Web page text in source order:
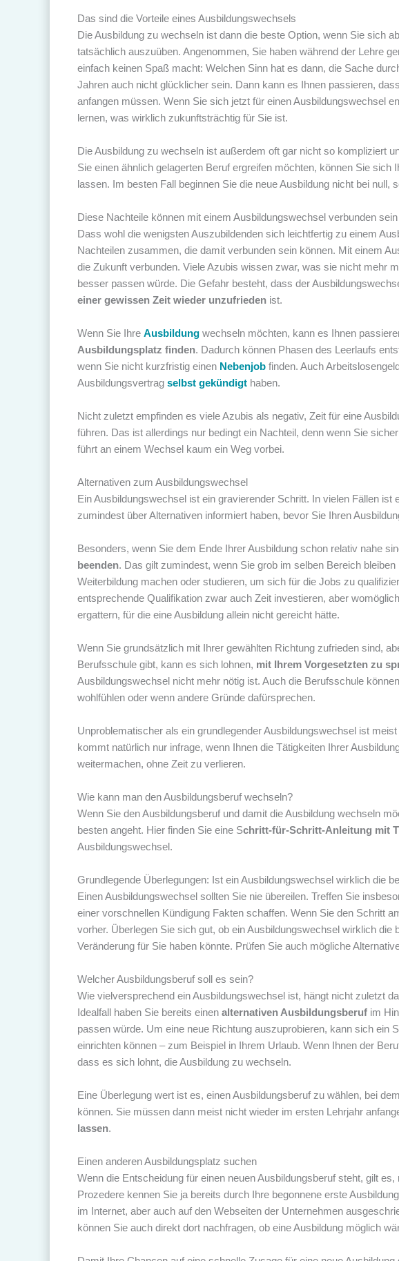
Das sind die Vorteile eines Ausbildungswechsels
Die Ausbildung zu wechseln ist dann die beste Option, wenn Sie sich
tatsächlich auszuüben. Angenommen, Sie haben während der Lehre
einfach keinen Spaß macht: Welchen Sinn hat es dann, die Sache
Jahren auch nicht glücklicher sein. Dann kann es Ihnen passieren,
anfangen müssen. Wenn Sie sich jetzt für einen Ausbildungswechsel
lernen, was wirklich zukunftsträchtig für Sie ist.
Die Ausbildung zu wechseln ist außerdem oft gar nicht so kompliziert
Sie einen ähnlich gelagerten Beruf ergreifen möchten, können Sie
lassen. Im besten Fall beginnen Sie die neue Ausbildung nicht bei null,
Diese Nachteile können mit einem Ausbildungswechsel verbunden sein
Dass wohl die wenigsten Auszubildenden sich leichtfertig zu einem
Nachteilen zusammen, die damit verbunden sein können. Mit einem
die Zukunft verbunden. Viele Azubis wissen zwar, was sie nicht mehr
besser passen würde. Die Gefahr besteht, dass der
einer gewissen Zeit wieder unzufrieden ist.
Wenn Sie Ihre Ausbildung wechseln möchten, kann es Ihnen
Ausbildungsplatz finden. Dadurch können Phasen des Leerlaufs
wenn Sie nicht kurzfristig einen Nebenjob finden. Auch
Ausbildungsvertrag selbst gekündigt haben.
Nicht zuletzt empfinden es viele Azubis als negativ, Zeit für eine
führen. Das ist allerdings nur bedingt ein Nachteil, denn wenn Sie
führt an einem Wechsel kaum ein Weg vorbei.
Alternativen zum Ausbildungswechsel
Ein Ausbildungswechsel ist ein gravierender Schritt. In vielen Fällen
zumindest über Alternativen informiert haben, bevor Sie Ihren
Besonders, wenn Sie dem Ende Ihrer Ausbildung schon relativ nahe
beenden. Das gilt zumindest, wenn Sie grob im selben Bereich
Weiterbildung machen oder studieren, um sich für die Jobs zu
entsprechende Qualifikation zwar auch Zeit investieren, aber
ergattern, für die eine Ausbildung allein nicht gereicht hätte.
Wenn Sie grundsätzlich mit Ihrer gewählten Richtung zufrieden sind,
Berufsschule gibt, kann es sich lohnen, mit Ihrem Vorgesetzten zu
Ausbildungswechsel nicht mehr nötig ist. Auch die Berufsschule
wohlfühlen oder wenn andere Gründe dafürsprechen.
Unproblematischer als ein grundlegender Ausbildungswechsel ist meist
kommt natürlich nur infrage, wenn Ihnen die Tätigkeiten Ihrer
weitermachen, ohne Zeit zu verlieren.
Wie kann man den Ausbildungsberuf wechseln?
Wenn Sie den Ausbildungsberuf und damit die Ausbildung wechseln
besten angeht. Hier finden Sie eine Schritt-für-Schritt-Anleitung mit
Ausbildungswechsel.
Grundlegende Überlegungen: Ist ein Ausbildungswechsel wirklich die
Einen Ausbildungswechsel sollten Sie nie übereilen. Treffen Sie
einer vorschnellen Kündigung Fakten schaffen. Wenn Sie den Schritt
vorher. Überlegen Sie sich gut, ob ein Ausbildungswechsel wirklich
Veränderung für Sie haben könnte. Prüfen Sie auch mögliche
Welcher Ausbildungsberuf soll es sein?
Wie vielversprechend ein Ausbildungswechsel ist, hängt nicht zuletzt
Idealfall haben Sie bereits einen alternativen Ausbildungsberuf im
passen würde. Um eine neue Richtung auszuprobieren, kann sich ein
einrichten können – zum Beispiel in Ihrem Urlaub. Wenn Ihnen der
dass es sich lohnt, die Ausbildung zu wechseln.
Eine Überlegung wert ist es, einen Ausbildungsberuf zu wählen, bei
können. Sie müssen dann meist nicht wieder im ersten Lehrjahr
lassen.
Einen anderen Ausbildungsplatz suchen
Wenn die Entscheidung für einen neuen Ausbildungsberuf steht, gilt
Prozedere kennen Sie ja bereits durch Ihre begonnene erste
im Internet, aber auch auf den Webseiten der Unternehmen
können Sie auch direkt dort nachfragen, ob eine Ausbildung möglich